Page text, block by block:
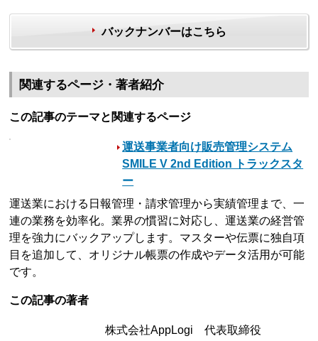
バックナンバーはこちら
関連するページ・著者紹介
この記事のテーマと関連するページ
運送事業者向け販売管理システム
SMILE V 2nd Edition トラックスタ
ー
運送業における日報管理・請求管理から実績管理まで、一
連の業務を効率化。業界の慣習に対応し、運送業の経営管
理を強力にバックアップします。マスターや伝票に独自項
目を追加して、オリジナル帳票の作成やデータ活用が可能
です。
この記事の著者
株式会社AppLogi 代表取締役